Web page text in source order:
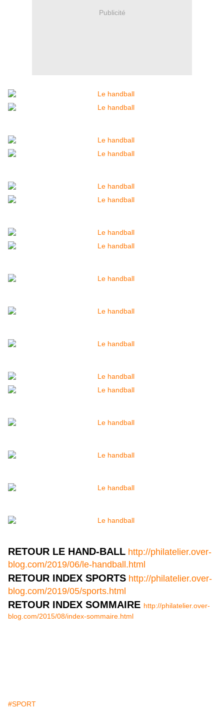
Publicité
RETOUR LE HAND-BALL http://philatelier.over-
blog.com/2019/06/le-handball.html
RETOUR INDEX SPORTS http://philatelier.over-
blog.com/2019/05/sports.html
RETOUR INDEX SOMMAIRE http://philatelier.over-
blog.com/2015/08/index-sommaire.html
#SPORT